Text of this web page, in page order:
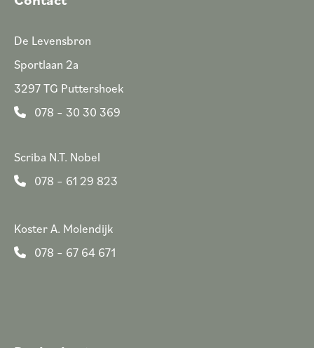
De Levensbron
Sportlaan 2a
3297 TG Puttershoek
078 – 30 30 369
Scriba N.T. Nobel
078 – 61 29 823
Koster A. Molendijk
078 – 67 64 671